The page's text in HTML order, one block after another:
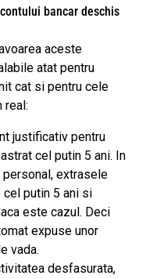
bancar deschis
aceste
atat pentru
cat si pentru cele
real:
justificativ pentru
cel putin 5 ani. In
extrasele
putin 5 ani si
este cazul. Deci
expuse unor
vada.
desfasurata,